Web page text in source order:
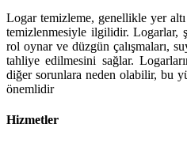
Logar temizleme, genellikle yer
temizlenmesiyle ilgilidir. Logarlar,
rol oynar ve düzgün çalışmaları,
tahliye edilmesini sağlar.
diğer sorunlara neden olabilir, bu
önemlidir
Hizmetler